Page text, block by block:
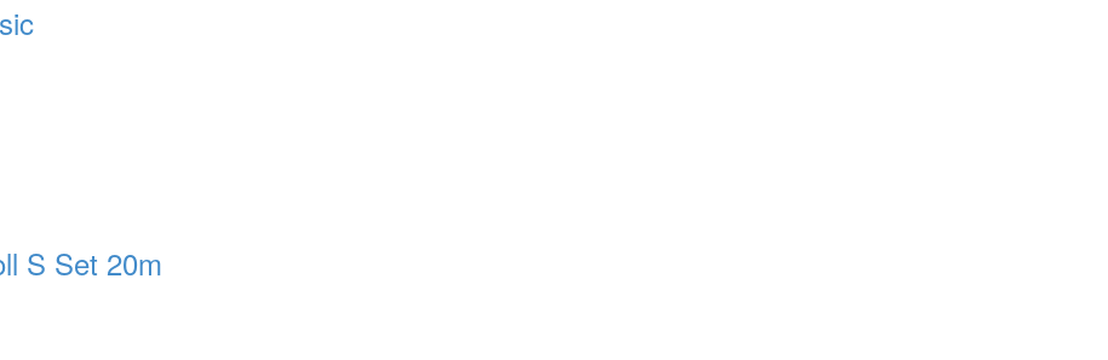
S Set 20m